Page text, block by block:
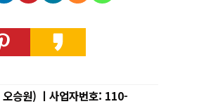
승원) ㅣ 사업자번호: 110-